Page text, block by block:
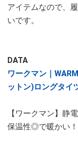
アイテムなので、
いです。
DATA
ワークマン｜
ットン)ロングタイ
【ワークマン】静
保温性◎で暖かい！